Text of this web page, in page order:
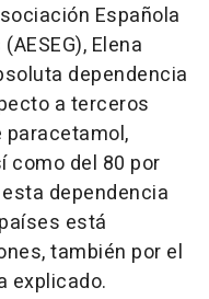
Española
Elena
dependencia
a terceros
paracetamol,
como del 80 por
dependencia
está
también por el
explicado.